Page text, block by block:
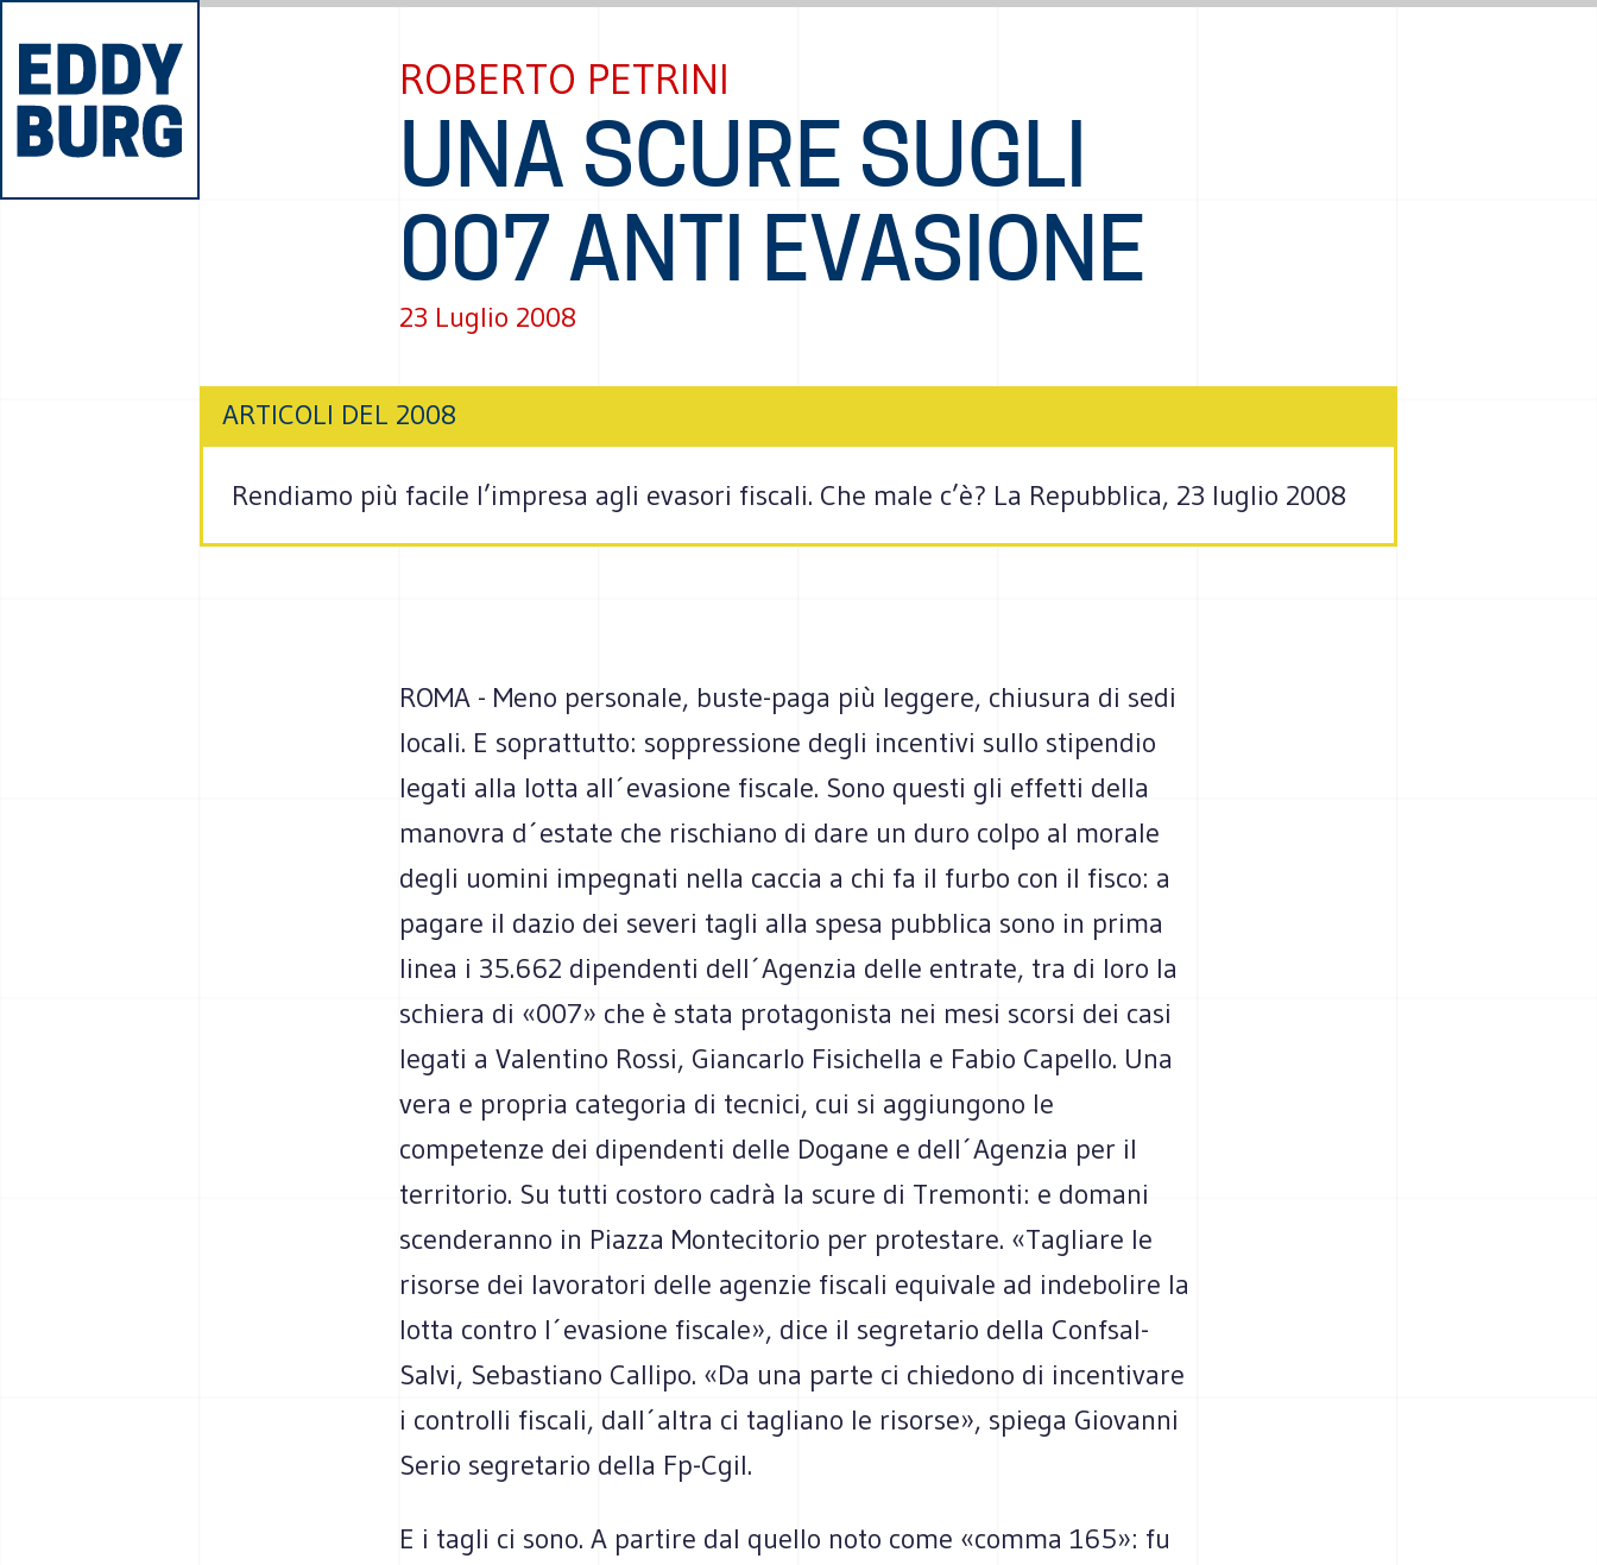
ROBERTO PETRINI
UNA SCURE SUGLI
007 ANTI EVASIONE
23 Luglio 2008
ARTICOLI DEL 2008
Rendiamo più facile l’impresa agli evasori fiscali. Che male c’è? La Repubblica, 23 luglio 2008
ROMA - Meno personale, buste-paga più leggere, chiusura di sedi
locali. E soprattutto: soppressione degli incentivi sullo stipendio
legati alla lotta all´evasione fiscale. Sono questi gli effetti della
manovra d´estate che rischiano di dare un duro colpo al morale
degli uomini impegnati nella caccia a chi fa il furbo con il fisco: a
pagare il dazio dei severi tagli alla spesa pubblica sono in prima
linea i 35.662 dipendenti dell´Agenzia delle entrate, tra di loro la
schiera di «007» che è stata protagonista nei mesi scorsi dei casi
legati a Valentino Rossi, Giancarlo Fisichella e Fabio Capello. Una
vera e propria categoria di tecnici, cui si aggiungono le
competenze dei dipendenti delle Dogane e dell´Agenzia per il
territorio. Su tutti costoro cadrà la scure di Tremonti: e domani
scenderanno in Piazza Montecitorio per protestare. «Tagliare le
risorse dei lavoratori delle agenzie fiscali equivale ad indebolire la
lotta contro l´evasione fiscale», dice il segretario della Confsal-
Salvi, Sebastiano Callipo. «Da una parte ci chiedono di incentivare
i controlli fiscali, dall´altra ci tagliano le risorse», spiega Giovanni
Serio segretario della Fp-Cgil.
E i tagli ci sono. A partire dal quello noto come «comma 165»: fu